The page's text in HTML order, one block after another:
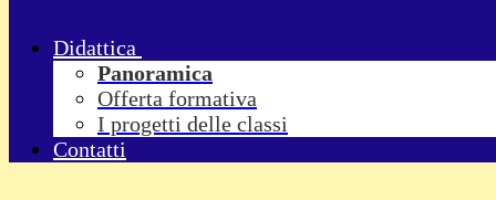
Didattica
Panoramica
Offerta formativa
I progetti delle classi
Contatti